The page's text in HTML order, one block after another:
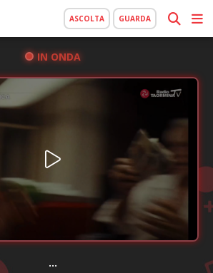
ASCOLTA GUARDA
IN ONDA
...